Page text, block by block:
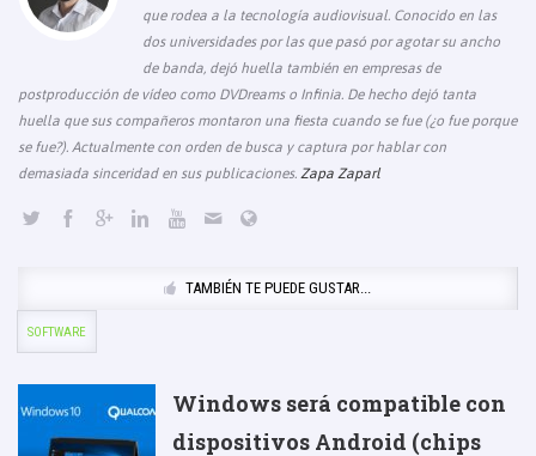
que rodea a la tecnología audiovisual. Conocido en las
dos universidades por las que pasó por agotar su ancho
de banda, dejó huella también en empresas de
postproducción de vídeo como DVDreams o Infinia. De hecho dejó tanta
huella que sus compañeros montaron una fiesta cuando se fue (¿o fue porque
se fue?). Actualmente con orden de busca y captura por hablar con
demasiada sinceridad en sus publicaciones. Zapa Zaparl
TAMBIÉN TE PUEDE GUSTAR...
SOFTWARE
Windows será compatible con
dispositivos Android (chips